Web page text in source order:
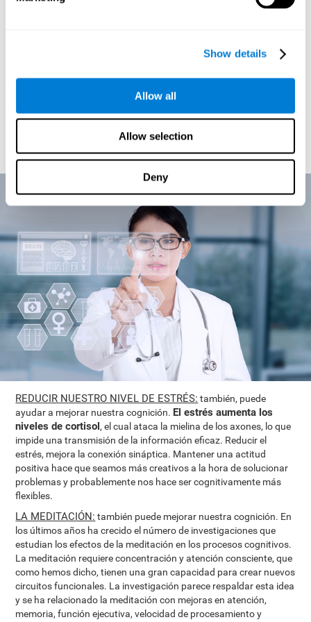
Show details
Allow all
Allow selection
Deny
cognitiva de CogniFit está dirigido a explorar nuestros procesos
particular de cada individuo, ofrece a cada usuario un
de ejercicios cognitivos personalizados
aquellas tareas que más nos cuestan y plantearnos
creando y estableciendo nuevas conexiones neuronales que se
irán reforzando y haciendo más fuertes.
REDUCIR NUESTRO NIVEL DE ESTRÉS: también, puede
ayudar a mejorar nuestra cognición. El estrés aumenta los
niveles de cortisol, el cual ataca la mielina de los axones, lo que
impide una transmisión de la información eficaz. Reducir el
estrés, mejora la conexión sináptica. Mantener una actitud
positiva hace que seamos más creativos a la hora de solucionar
problemas y probablemente nos hace ser cognitivamente más
flexibles.
LA MEDITACIÓN: también puede mejorar nuestra cognición. En
los últimos años ha crecido el número de investigaciones que
estudian los efectos de la meditación en los procesos cognitivos.
La meditación requiere concentración y atención consciente, que
como hemos dicho, tienen una gran capacidad para crear nuevos
circuitos funcionales. La investigación parece respaldar esta idea
y se ha relacionado la meditación con mejoras en atención,
memoria, función ejecutiva, velocidad de procesamiento y